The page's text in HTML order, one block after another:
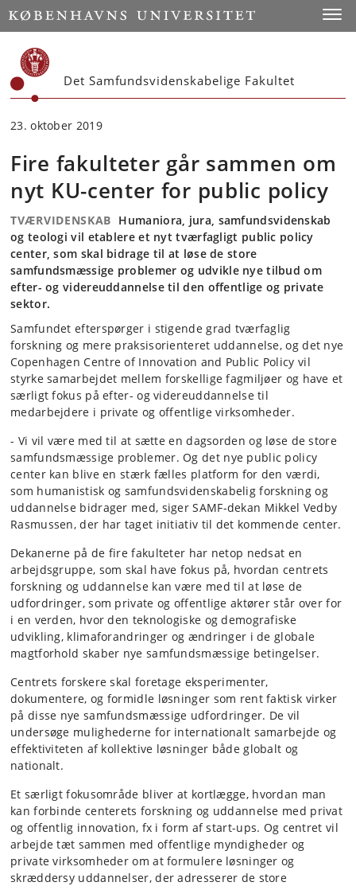
Start
Det Samfundsvidenskabelige Fakultet
23. oktober 2019
Fire fakulteter går sammen om
nyt KU-center for public policy
TVÆRVIDENSKAB Humaniora, jura, samfundsvidenskab
og teologi vil etablere et nyt tværfagligt public policy
center, som skal bidrage til at løse de store
samfundsmæssige problemer og udvikle nye tilbud om
efter- og videreuddannelse til den offentlige og private
sektor.
Samfundet efterspørger i stigende grad tværfaglig
forskning og mere praksisorienteret uddannelse, og det nye
Copenhagen Centre of Innovation and Public Policy vil
styrke samarbejdet mellem forskellige fagmiljøer og have et
særligt fokus på efter- og videreuddannelse til
medarbejdere i private og offentlige virksomheder.
- Vi vil være med til at sætte en dagsorden og løse de store
samfundsmæssige problemer. Og det nye public policy
center kan blive en stærk fælles platform for den værdi,
som humanistisk og samfundsvidenskabelig forskning og
uddannelse bidrager med, siger SAMF-dekan Mikkel Vedby
Rasmussen, der har taget initiativ til det kommende center.
Dekanerne på de fire fakulteter har netop nedsat en
arbejdsgruppe, som skal have fokus på, hvordan centrets
forskning og uddannelse kan være med til at løse de
udfordringer, som private og offentlige aktører står over for
i en verden, hvor den teknologiske og demografiske
udvikling, klimaforandringer og ændringer i de globale
magtforhold skaber nye samfundsmæssige betingelser.
Centrets forskere skal foretage eksperimenter,
dokumentere, og formidle løsninger som rent faktisk virker
på disse nye samfundsmæssige udfordringer. De vil
undersøge mulighederne for internationalt samarbejde og
effektiviteten af kollektive løsninger både globalt og
nationalt.
Et særligt fokusområde bliver at kortlægge, hvordan man
kan forbinde centerets forskning og uddannelse med privat
og offentlig innovation, fx i form af start-ups. Og centret vil
arbejde tæt sammen med offentlige myndigheder og
private virksomheder om at formulere løsninger og
skræddersy uddannelser, der adresserer de store